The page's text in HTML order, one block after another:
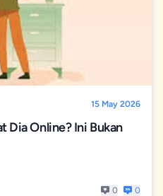
15 May 2026
Dia Online? Ini Bukan
0 0